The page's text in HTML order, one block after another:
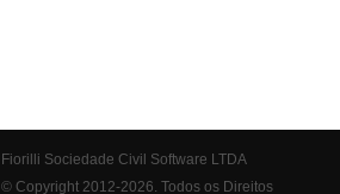
Fiorilli Sociedade Civil Software LTDA
© Copyright 2012-2026. Todos os Direitos